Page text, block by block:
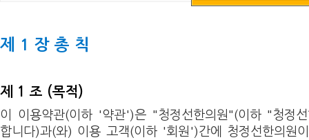
제 1 장 총 칙
제 1 조 (목적)
이 이용약관(이하 '약관')은 "청정선한의원"(이하 "청정
합니다)과(와) 이용 고객(이하 '회원')간에 청정선한의원